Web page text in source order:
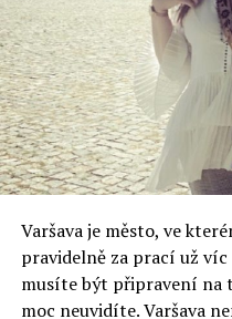
Dějiny Karpacze jsou
nalezli útočiště během
došlo ke stavbě kostelíka
doby se stal Karpacz
světových stran. V roce
škola a v roce 1844 sem
kostelík z norského
největších atrakcí města.
V druhé polovině
turistiky. Samozřejmě ani
Varšava je město, ve
pravidelně za prací už
musíte být připravení na
moc neuvidíte. Varšava